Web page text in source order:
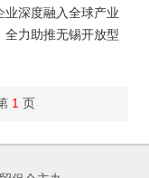
深度融入全球产业
力助推无锡开放型
1页